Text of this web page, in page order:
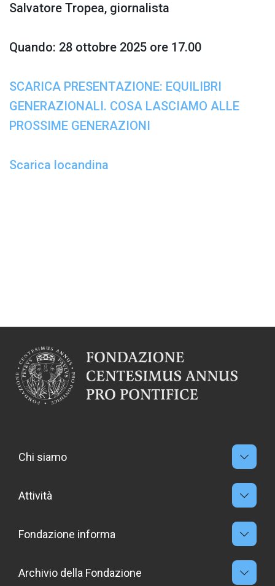
Salvatore Tropea, giornalista
Quando: 28 ottobre 2025 ore 17.00
SCARICA PRESENTAZIONE: EQUILIBRI
GENERAZIONALI. COSA LASCIAMO ALLE
PROSSIME GENERAZIONI
Scarica locandina
Chi siamo
Attività
Fondazione informa
Archivio della Fondazione